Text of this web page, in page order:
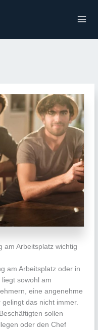
am Arbeitsplatz wichtig
am Arbeitsplatz oder in
sowohl am
eine angenehme
das nicht immer.
sollen
oder den Chef